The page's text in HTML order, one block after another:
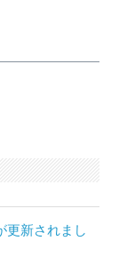
更新されまし